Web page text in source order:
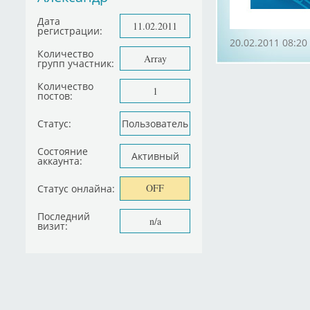
Дата
регистрации: 11.02.2011
Количество
групп участник: Array
Количество
постов: 1
Статус: Пользователь
Состояние
аккаунта: Активный
Статус онлайна: OFF
Последний
визит: n/a
20.02.2011 08:20